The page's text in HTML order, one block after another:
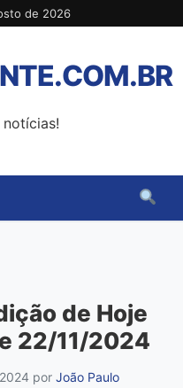
de 2026
de Hoje
22/11/2024
por João Paulo